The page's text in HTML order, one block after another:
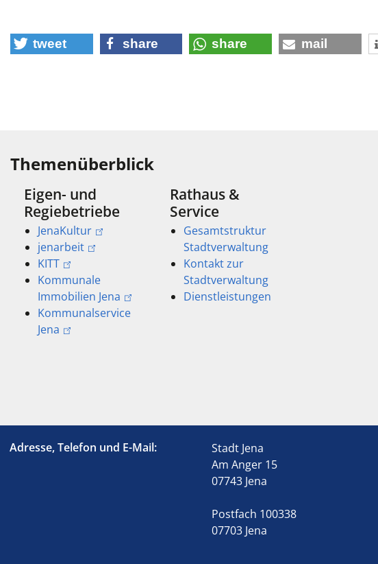
tweet share share mail
Themenüberblick
Eigen- und
Regiebetriebe
JenaKultur
jenarbeit
KITT
Kommunale
Immobilien Jena
Kommunalservice
Jena
Rathaus &
Service
Gesamtstruktur
Stadtverwaltung
Kontakt zur
Stadtverwaltung
Dienstleistungen
Adresse, Telefon und E-Mail:
Stadt Jena
Am Anger 15
07743 Jena
Postfach 100338
07703 Jena